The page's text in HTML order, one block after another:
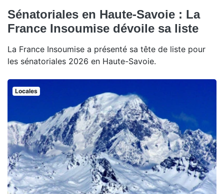
Sénatoriales en Haute-Savoie : La
France Insoumise dévoile sa liste
La France Insoumise a présenté sa tête de liste pour
les sénatoriales 2026 en Haute-Savoie.
Locales